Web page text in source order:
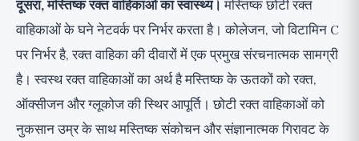
दूसरा, मस्तिष्क रक्त वाहिकाओं का स्वास्थ्य। मस्तिष्क छोटी रक्त
वाहिकाओं के घने नेटवर्क पर निर्भर करता है। कोलेजन, जो विटामिन C
पर निर्भर है, रक्त वाहिका की दीवारों में एक प्रमुख संरचनात्मक सामग्री
है। स्वस्थ रक्त वाहिकाओं का अर्थ है मस्तिष्क के ऊतकों को रक्त,
ऑक्सीजन और ग्लूकोज की स्थिर आपूर्ति। छोटी रक्त वाहिकाओं को
नुकसान उम्र के साथ मस्तिष्क संकोचन और संज्ञानात्मक गिरावट के